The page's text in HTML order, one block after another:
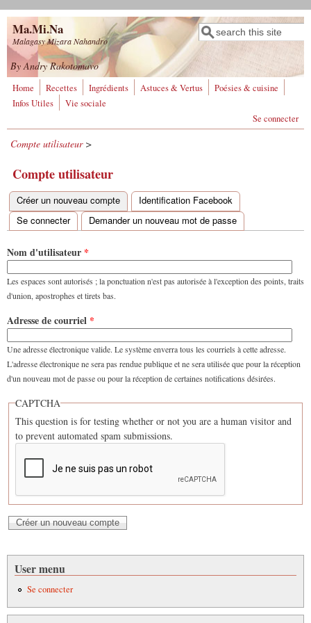
Aller au contenu principal
Ma.Mi.Na
Malagasy Mizara Nahandro
Formulaire de
recherche
Rechercher
By Andry Rakotomavo
Home Recettes Ingrédients Astuces & Vertus
Poésies & cuisine
Infos Utiles
Vie sociale
Se connecter
Compte utilisateur>
Compte utilisateur
Onglets principaux
Créer un nouveau compte (onglet actif)
Identification Facebook
Se connecter
Demander un nouveau mot de passe
Nom d'utilisateur *
Les espaces sont autorisés ; la ponctuation n'est pas autorisée à l'exception des points, traits
d'union, apostrophes et tirets bas.
Adresse de courriel *
Une adresse électronique valide. Le système enverra tous les courriels à cette adresse.
L'adresse électronique ne sera pas rendue publique et ne sera utilisée que pour la réception
d'un nouveau mot de passe ou pour la réception de certaines notifications désirées.
CAPTCHA
This question is for testing whether or not you are a human visitor and
to prevent automated spam submissions.
User menu
Se connecter